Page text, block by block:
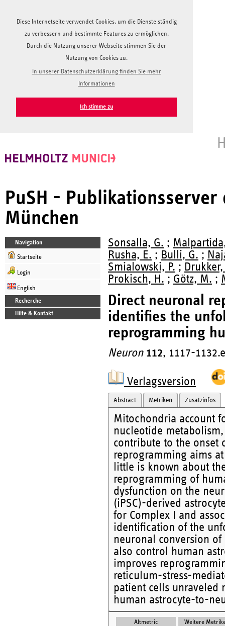
Diese Internetseite verwendet Cookies, um die Dienste ständig
zu verbessern und bestimmte Features zu ermöglichen.
Durch die Nutzung unserer Webseite stimmen Sie der
Nutzung von Cookies zu.
In unserer Datenschutzerklärung finden Sie mehr
Informationen
Ich stimme zu
PuSH -
München
Navigation
Startseite
Login
English
Recherche
Hilfe & Kontakt
Sonsalla, G. ;
Rusha, E. ; Bulli, G. ;
Smialowski, P. ;
Prokisch, H. ; Götz, M. ;
Direct neuronal
identifies the
reprogramming
Neuron 112, 1117-
Verlagsversion
Abstract Metriken Zusatzinfos
Mitochondria account
nucleotide
contribute to the onset
reprogramming aims
little is known about
reprogramming of
dysfunction on the
(iPSC)-derived
for Complex I and
identification of the
neuronal conversion
also control human
improves
reticulum-stress-
patient cells unraveled
human astrocyte-to-
Altmetric Weitere